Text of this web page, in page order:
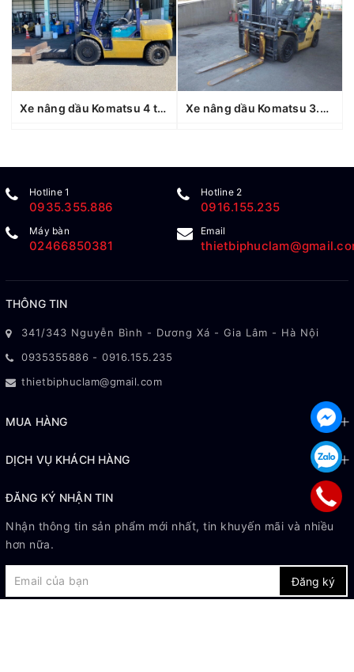
Xe nâng dầu Komatsu 4 tấn FD40T (102499), sản xuất năm 2000 Xe nâng dầu Komatsu 3.5 tấn FD35NT-10 (134549), sản xuất năm 2010
Hotline 1
0935.355.886
Hotline 2
0916.155.235
Máy bàn
02466850381
Email
THÔNG TIN
341/343 Nguyễn Bình - Dương Xá - Gia Lâm - Hà Nội
0935355886 - 0916.155.235
thietbiphuclam@gmail.com
MUA HÀNG
DỊCH VỤ KHÁCH HÀNG
ĐĂNG KÝ NHẬN TIN
Nhận thông tin sản phẩm mới nhất, tin khuyến mãi và nhiều
hơn nữa.
Đăng ký